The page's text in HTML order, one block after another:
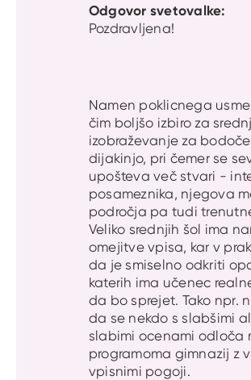
Odgovor svetovalke:
Pozdravljena!
Namen poklicnega
čim boljšo izbiro za
izobraževanje za
dijakinjo, pri čemer se
upošteva več stvari -
posameznika, njegova
področja pa tudi
Veliko srednjih šol ima
omejitve vpisa, kar v
da je smiselno odkriti
katerih ima učenec
da bo sprejet. Tako npr.
da se nekdo s slabšimi
slabimi ocenami odloča
programoma gimnazij z
vpisnimi pogoji.